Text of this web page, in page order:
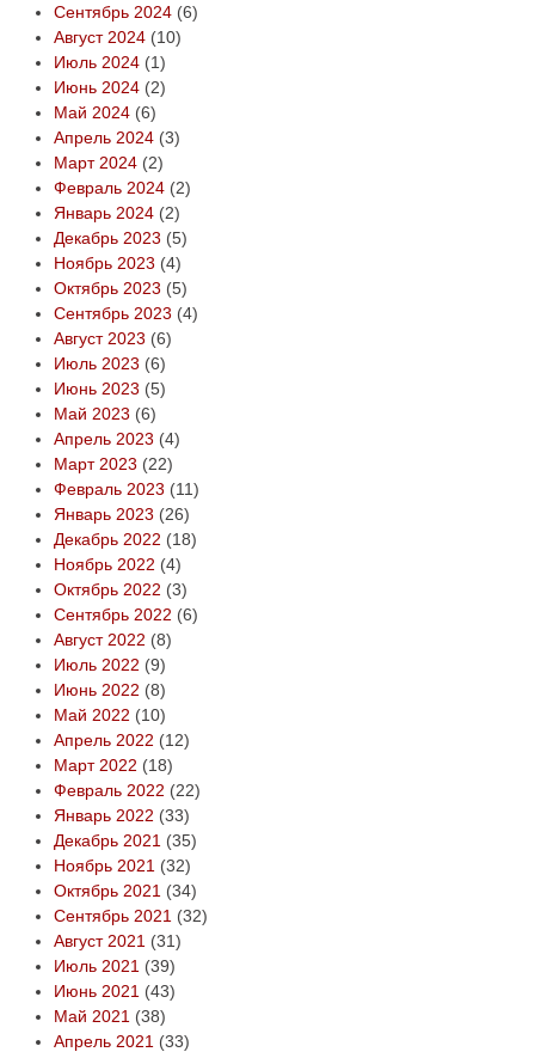
Сентябрь 2024 (6)
Август 2024 (10)
Июль 2024 (1)
Июнь 2024 (2)
Май 2024 (6)
Апрель 2024 (3)
Март 2024 (2)
Февраль 2024 (2)
Январь 2024 (2)
Декабрь 2023 (5)
Ноябрь 2023 (4)
Октябрь 2023 (5)
Сентябрь 2023 (4)
Август 2023 (6)
Июль 2023 (6)
Июнь 2023 (5)
Май 2023 (6)
Апрель 2023 (4)
Март 2023 (22)
Февраль 2023 (11)
Январь 2023 (26)
Декабрь 2022 (18)
Ноябрь 2022 (4)
Октябрь 2022 (3)
Сентябрь 2022 (6)
Август 2022 (8)
Июль 2022 (9)
Июнь 2022 (8)
Май 2022 (10)
Апрель 2022 (12)
Март 2022 (18)
Февраль 2022 (22)
Январь 2022 (33)
Декабрь 2021 (35)
Ноябрь 2021 (32)
Октябрь 2021 (34)
Сентябрь 2021 (32)
Август 2021 (31)
Июль 2021 (39)
Июнь 2021 (43)
Май 2021 (38)
Апрель 2021 (33)